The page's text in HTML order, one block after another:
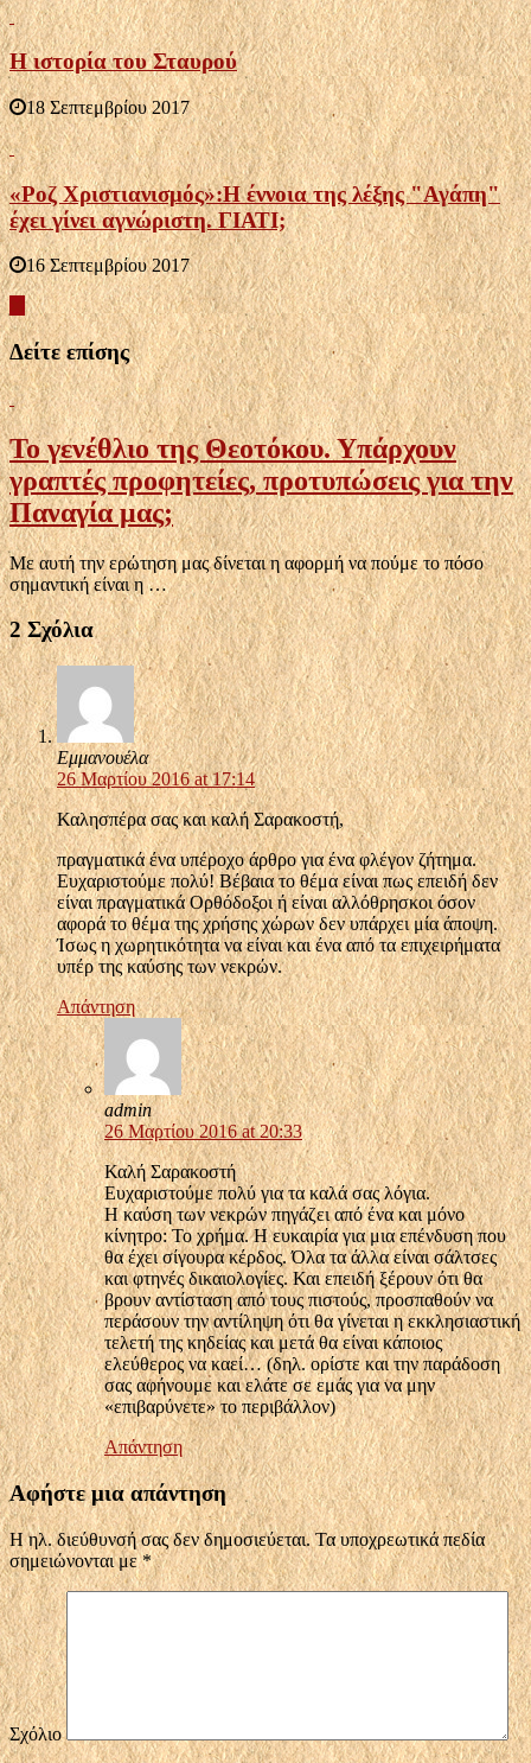
Η ιστορία του Σταυρού
18 Σεπτεμβρίου 2017
«Ροζ Χριστιανισμός»:Η έννοια της λέξης "Αγάπη"
έχει γίνει αγνώριστη. ΓΙΑΤΙ;
16 Σεπτεμβρίου 2017
Δείτε επίσης
Το γενέθλιο της Θεοτόκου. Υπάρχουν
γραπτές προφητείες, προτυπώσεις για την
Παναγία μας;
Με αυτή την ερώτηση μας δίνεται η αφορμή να πούμε το πόσο
σημαντική είναι η …
2 Σχόλια
Εμμανουέλα
26 Μαρτίου 2016 at 17:14
Καλησπέρα σας και καλή Σαρακοστή,
πραγματικά ένα υπέροχο άρθρο για ένα φλέγον ζήτημα.
Ευχαριστούμε πολύ! Βέβαια το θέμα είναι πως επειδή δεν
είναι πραγματικά Ορθόδοξοι ή είναι αλλόθρησκοι όσον
αφορά το θέμα της χρήσης χώρων δεν υπάρχει μία άποψη.
Ίσως η χωρητικότητα να είναι και ένα από τα επιχειρήματα
υπέρ της καύσης των νεκρών.
Απάντηση
admin
26 Μαρτίου 2016 at 20:33
Καλή Σαρακοστή
Ευχαριστούμε πολύ για τα καλά σας λόγια.
Η καύση των νεκρών πηγάζει από ένα και μόνο
κίνητρο: Το χρήμα. Η ευκαιρία για μια επένδυση που
θα έχει σίγουρα κέρδος. Όλα τα άλλα είναι σάλτσες
και φτηνές δικαιολογίες. Και επειδή ξέρουν ότι θα
βρουν αντίσταση από τους πιστούς, προσπαθούν να
περάσουν την αντίληψη ότι θα γίνεται η εκκλησιαστική
τελετή της κηδείας και μετά θα είναι κάποιος
ελεύθερος να καεί… (δηλ. ορίστε και την παράδοση
σας αφήνουμε και ελάτε σε εμάς για να μην
«επιβαρύνετε» το περιβάλλον)
Απάντηση
Αφήστε μια απάντηση
Η ηλ. διεύθυνσή σας δεν δημοσιεύεται.Τα υποχρεωτικά πεδία
σημειώνονται με*
Σχόλιο